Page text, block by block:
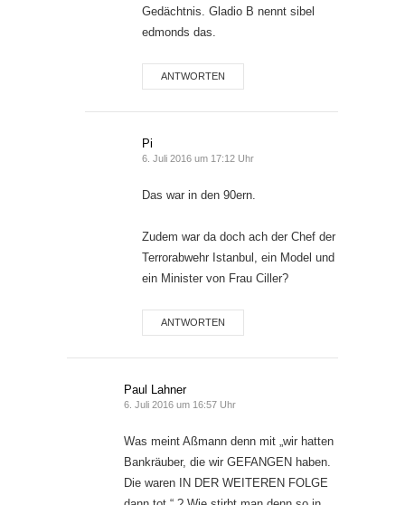
Gedächtnis. Gladio B nennt sibel
edmonds das.
ANTWORTEN
Pi
6. Juli 2016 um 17:12 Uhr
Das war in den 90ern.
Zudem war da doch ach der Chef der
Terrorabwehr Istanbul, ein Model und
ein Minister von Frau Ciller?
ANTWORTEN
Paul Lahner
6. Juli 2016 um 16:57 Uhr
Was meint Aßmann denn mit „wir hatten
Bankräuber, die wir GEFANGEN haben.
Die waren IN DER WEITEREN FOLGE